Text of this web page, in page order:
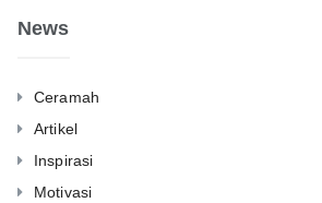
News
Ceramah
Artikel
Inspirasi
Motivasi